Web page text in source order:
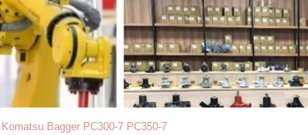
Bagger PC300-7 PC350-7